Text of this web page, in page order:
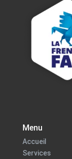
Menu
Accueil
Services